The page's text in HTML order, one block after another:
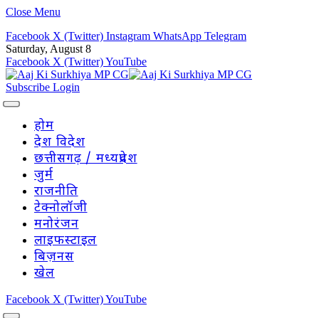
Close Menu
Facebook X (Twitter) Instagram WhatsApp Telegram
Saturday, August 8
Facebook X (Twitter)YouTube
Subscribe Login
होम
देश विदेश
छत्तीसगढ़ / मध्यप्रदेश
जुर्म
राजनीति
टेक्नोलॉजी
मनोरंजन
लाइफस्टाइल
बिज़नस
खेल
Facebook X (Twitter)YouTube